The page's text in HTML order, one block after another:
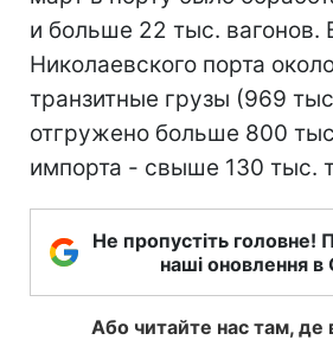
и больше 22 тыс. вагонов.
Николаевского порта
транзитные грузы (969
отгружено больше 800
импорта - свыше 130 тыс.
Не пропустіть головне!
наші оновлення в
Або читайте нас там, де